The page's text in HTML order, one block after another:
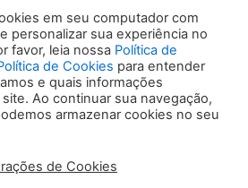
possa crescer sem
comprometer a
operação.
Quanto maior o
volume de dados
processados, maior
proteger
em seu computador com
personalizar sua experiência no
favor, leia nossa Política de
de Cookies para entender
e quais informações
Ao continuar sua navegação,
armazenar cookies no seu
de Cookies